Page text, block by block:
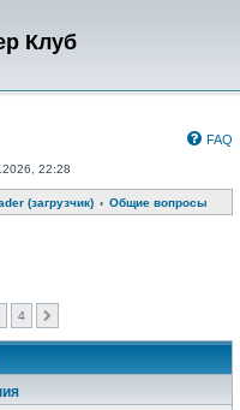
Клуб
FAQ
22:28
(загрузчик) Общие вопросы
4